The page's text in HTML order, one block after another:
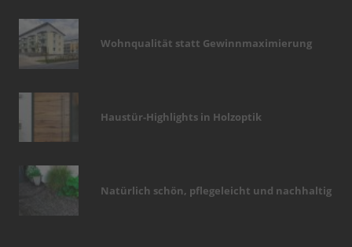
Wohnqualität statt Gewinnmaximierung
Haustür-Highlights in Holzoptik
Natürlich schön, pflegeleicht und nachhaltig